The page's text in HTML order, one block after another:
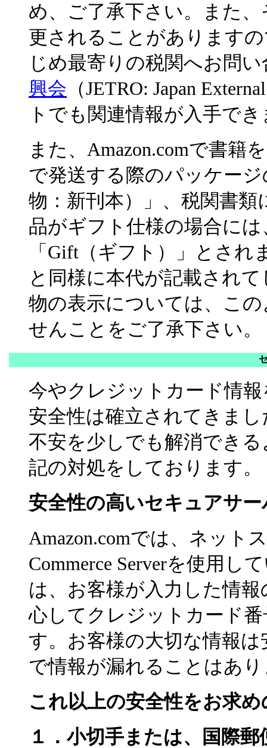
め、ご了承下さい。また
更されることがあります
じめ最寄りの税関へお問
興会 （JETRO: Japan
トでも関連情報が入手で
また、Amazon.comで書籍
で発送する際のパッケー
物：新刊本）」、税関書
品がギフト仕様の場合に
「Gift（ギフト）」とさ
と同様に本代が記載され
物の表示については、こ
せんことをご了承下さい。
今やクレジットカード情
安全性は確立されてきまし
不安を少しでも解消でき
記の対処をしております。
安全性の高いセキュアサー
Amazon.comでは、ネット
Commerce Serverを使用し
は、お客様が入力した情
心してクレジットカード
す。お客様の大切な情報
で情報が漏れることはあ
これ以上の安全性をお求
１．小切手または、国際